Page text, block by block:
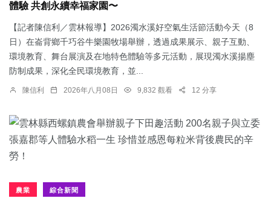
體驗 共創永續幸福家園〜
【記者陳信利／雲林報導】2026濁水溪好空氣生活節活動今天（8
日）在崙背鄉千巧谷牛樂園牧場舉辦，透過成果展示、親子互動、
環境教育、舞台展演及在地特色體驗等多元活動，展現濁水溪揚塵
防制成果，深化全民環境教育，並...
陳信利 2026年八月08日 9,832 觀看 12 分享
農業 綜合新聞